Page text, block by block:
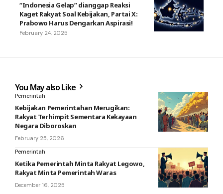
“Indonesia Gelap” dianggap Reaksi
Kaget Rakyat Soal Kebijakan, Partai X:
Prabowo Harus Dengarkan Aspirasi!
February 24, 2025
You May also Like
Pemerintah
Kebijakan Pemerintahan Merugikan:
Rakyat Terhimpit Sementara Kekayaan
Negara Diboroskan
February 25, 2026
Pemerintah
Ketika Pemerintah Minta Rakyat Legowo,
Rakyat Minta Pemerintah Waras
December 16, 2025